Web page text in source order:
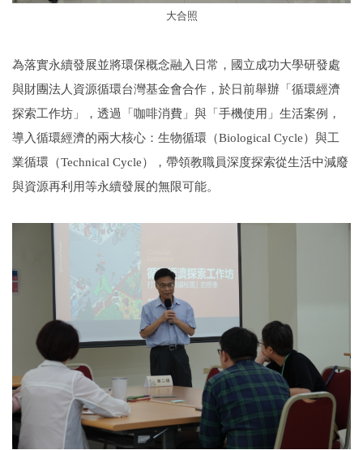
大合照
為落實永續發展並將環保概念融入日常，國立成功大學研發處
與財團法人資源循環台灣基金會合作，於日前舉辦「循環經濟
探索工作坊」，透過「咖啡消費」與「手機使用」生活案例，
導入循環經濟的兩大核心：生物循環（Biological Cycle）與工
業循環（Technical Cycle），帶領教職員深度探索從生活中減廢
與資源再利用等永續發展的無限可能。